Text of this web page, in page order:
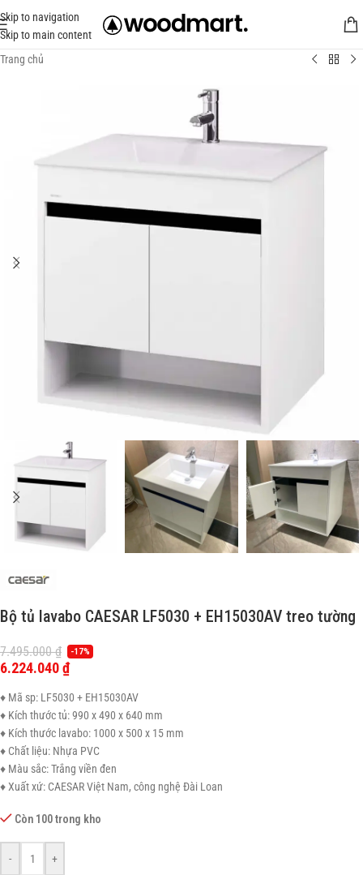
Skip to navigation
Skip to main content
Trang chủ
Bộ tủ lavabo CAESAR LF5030 + EH15030AV treo tường
7.495.000₫ -17%
6.224.040₫
♦ Mã sp: LF5030 + EH15030AV
♦ Kích thước tủ: 990 x 490 x 640 mm
♦ Kích thước lavabo: 1000 x 500 x 15 mm
♦ Chất liệu: Nhựa PVC
♦ Màu sắc: Trắng viền đen
♦ Xuất xứ: CAESAR Việt Nam, công nghệ Đài Loan
Còn 100 trong kho
- +